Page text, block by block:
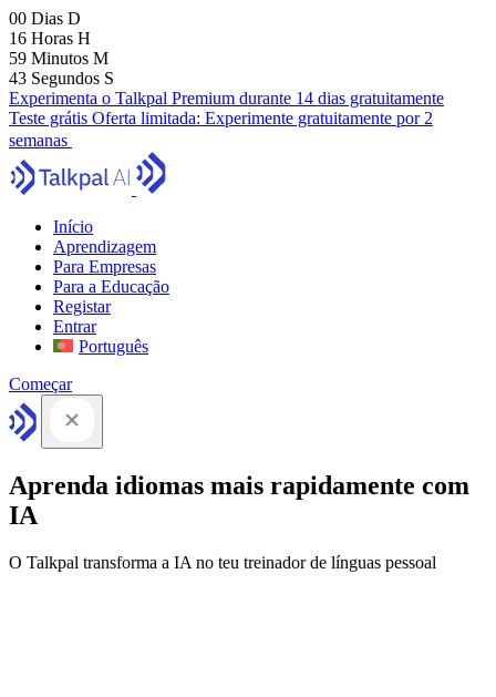
00 Dias D
16 Horas H
59 Minutos M
41 Segundos S
Experimenta o Talkpal Premium durante 14 dias gratuitamente
Teste grátis Oferta limitada: Experimente gratuitamente por 2
semanas
Início
Aprendizagem
Para Empresas
Para a Educação
Registar
Entrar
Português
Começar
Aprenda idiomas mais rapidamente com
IA
O Talkpal transforma a IA no teu treinador de línguas pessoal